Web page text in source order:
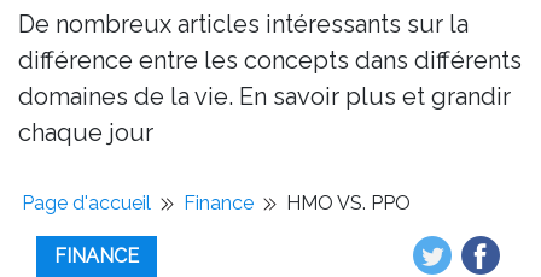
De nombreux articles intéressants sur la
différence entre les concepts dans différents
domaines de la vie. En savoir plus et grandir
chaque jour
Page d'accueil Finance HMO VS. PPO
FINANCE